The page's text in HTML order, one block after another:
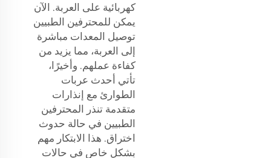
كهربائية على العربة. الآن
يمكن للمحترفين الطبيين
توصيل المعدات مباشرة
إلى العربة، مما يزيد من
كفاءة عملهم. وأخيرًا،
تأتي أحدث عربات
الطوارئ مع إنذارات
متقدمة تنذر المحترفين
الطبيين في حالة حدوث
اختراق. هذا الابتكار مهم
بشكل خاص في حالات